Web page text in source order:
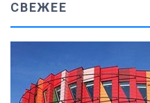
СВЕЖЕЕ